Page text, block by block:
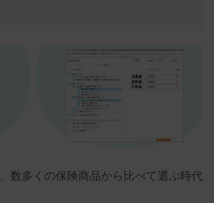
数多くの保険商品から比べて選ぶ時代